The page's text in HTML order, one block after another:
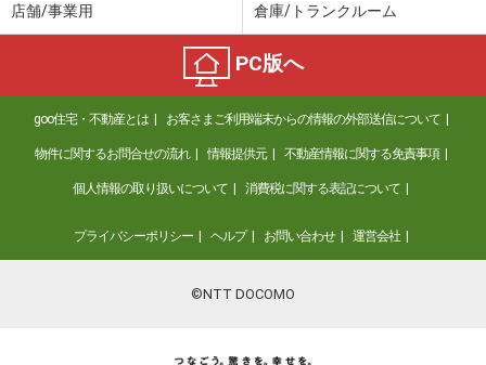
店舗/事業用 倉庫/トランクルーム
PC版へ
goo住宅・不動産とは お客さまご利用端末からの情報の外部送信について
物件に関するお問合せの流れ 情報提供元 不動産情報に関する免責事項
個人情報の取り扱いについて 消費税に関する表記について
プライバシーポリシー ヘルプ お問い合わせ 運営会社
©NTT DOCOMO